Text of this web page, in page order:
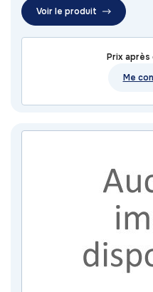
Voir le produit
Prix après
Me